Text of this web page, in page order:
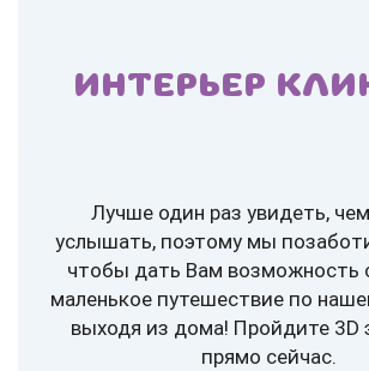
ИНТЕРЬЕР
Лучше один раз увидеть,
услышать, поэтому мы
чтобы дать Вам возможность
маленькое путешествие по
выходя из дома! Пройдите 3D
прямо сейчас.